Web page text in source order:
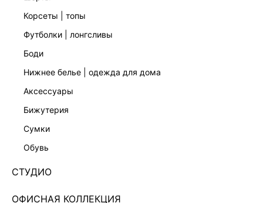
корсеты | топы
футболки | лонгсливы
боди
нижнее белье | одежда для дома
аксессуары
бижутерия
сумки
обувь
СТУДИО
ОФИСНАЯ КОЛЛЕКЦИЯ
КОЛЛЕКЦИЯ СТУДИО
ПРЯМЫЕ ДЖИНСЫ 4451401701-27
Нет в наличии
ЦВЕТ:КОРИЧНЕВЫЙ